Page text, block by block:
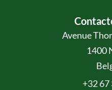
Avenue
1400
+32 67